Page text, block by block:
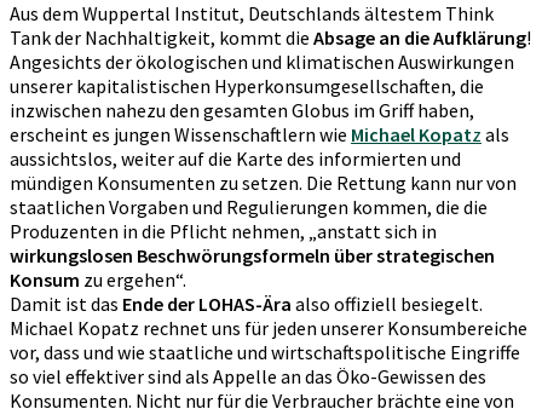
Aus dem Wuppertal Institut, Deutschlands ältestem Think
Tank der Nachhaltigkeit, kommt die Absage an die Aufklärung!
Angesichts der ökologischen und klimatischen Auswirkungen
unserer kapitalistischen Hyperkonsumgesellschaften, die
inzwischen nahezu den gesamten Globus im Griff haben,
erscheint es jungen Wissenschaftlern wie Michael Kopatz als
aussichtslos, weiter auf die Karte des informierten und
mündigen Konsumenten zu setzen. Die Rettung kann nur von
staatlichen Vorgaben und Regulierungen kommen, die die
Produzenten in die Pflicht nehmen, „anstatt sich in
wirkungslosen Beschwörungsformeln über strategischen
Konsum zu ergehen“.
Damit ist das Ende der LOHAS-Ära also offiziell besiegelt.
Michael Kopatz rechnet uns für jeden unserer Konsumbereiche
vor, dass und wie staatliche und wirtschaftspolitische Eingriffe
so viel effektiver sind als Appelle an das Öko-Gewissen des
Konsumenten. Nicht nur für die Verbraucher brächte eine von